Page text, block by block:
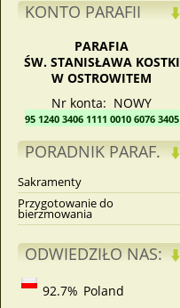
KONTO PARAFII
PARAFIA
ŚW. STANISŁAWA KOSTKI
W OSTROWITEM
Nr konta: NOWY
95 1240 3406 1111 0010 6076 3405
PORADNIK PARAF.
Sakramenty
Przygotowanie do
bierzmowania
ODWIEDZIŁO NAS:
92.7% Poland